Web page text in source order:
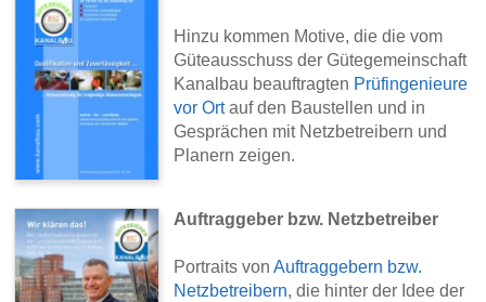
Hinzu kommen Motive, die die vom
Güteausschuss der Gütegemeinschaft
Kanalbau beauftragten Prüfingenieure
vor Ortauf den Baustellen und in
Gesprächen mit Netzbetreibern und
Planern zeigen.
Auftraggeber bzw. Netzbetreiber
Portraits vonAuftraggebern bzw.
Netzbetreibern, die hinter der Idee der